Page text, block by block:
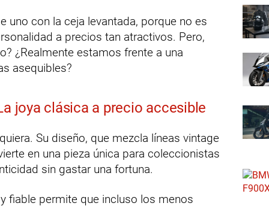
uno con la ceja levantada, porque no es
a precios tan atractivos. Pero,
¿Realmente estamos frente a una
asequibles?
joya clásica a precio accesible
Su diseño, que mezcla líneas vintage
en una pieza única para coleccionistas
sin gastar una fortuna.
fiable permite que incluso los menos